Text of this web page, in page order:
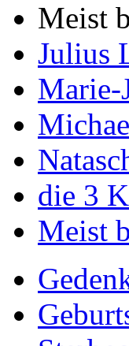
Meist
Julius
Marie-
die 3
Meist